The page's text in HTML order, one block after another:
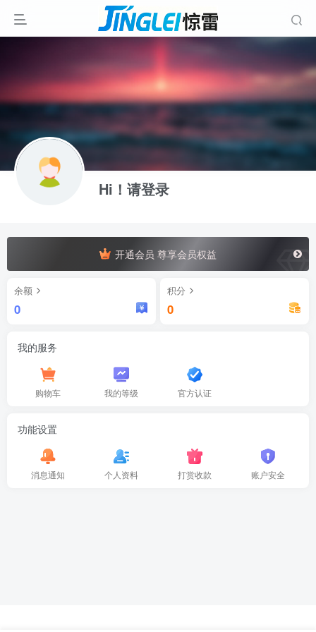
Hi！请登录
开通会员 尊享会员权益
余额
0
积分
0
我的服务
购物车 我的等级 官方认证
功能设置
消息通知 个人资料 打赏收款 账户安全